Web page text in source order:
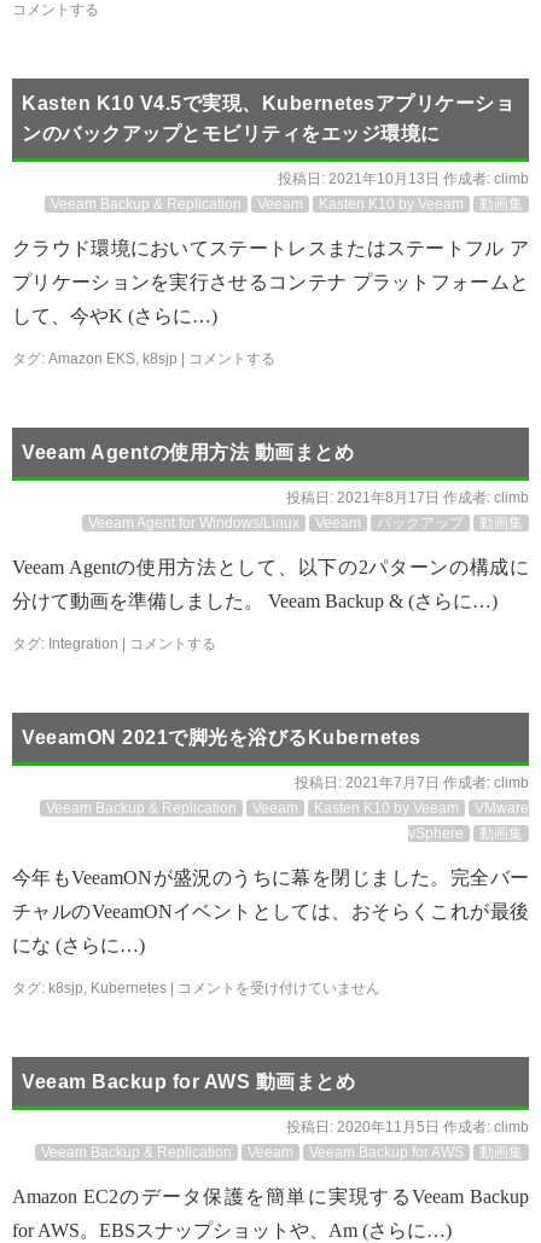
コメントする
Kasten K10 V4.5で実現、Kubernetesアプリケーショ
ンのバックアップとモビリティをエッジ環境に
投稿日: 2021年10月13日 作成者: climb
Veeam Backup & Replication
Veeam Kasten K10 by Veeam 動画集
クラウド環境においてステートレスまたはステートフル ア
プリケーションを実行させるコンテナ プラットフォームと
して、今やK (さらに…)
タグ: Amazon EKS, k8sjp コメントする
Veeam Agentの使用方法 動画まとめ
投稿日: 2021年8月17日 作成者: climb
Veeam Agent for Windows/Linux
Veeam バックアップ 動画集
Veeam Agentの使用方法として、以下の2パターンの構成に
分けて動画を準備しました。 Veeam Backup & (さらに…)
タグ: Integration コメントする
VeeamON 2021で脚光を浴びるKubernetes
投稿日: 2021年7月7日 作成者: climb
Veeam Backup & Replication
Veeam Kasten K10 by Veeam
VMware
vSphere
動画集
今年もVeeamONが盛況のうちに幕を閉じました。完全バー
チャルのVeeamONイベントとしては、おそらくこれが最後
にな (さらに…)
タグ: k8sjp, Kubernetes コメントを受け付けていません
Veeam Backup for AWS 動画まとめ
投稿日: 2020年11月5日 作成者: climb
Veeam Backup & Replication
Veeam Veeam Backup for AWS 動画集
Amazon EC2のデータ保護を簡単に実現するVeeam Backup
for AWS。EBSスナップショットや、Am (さらに…)